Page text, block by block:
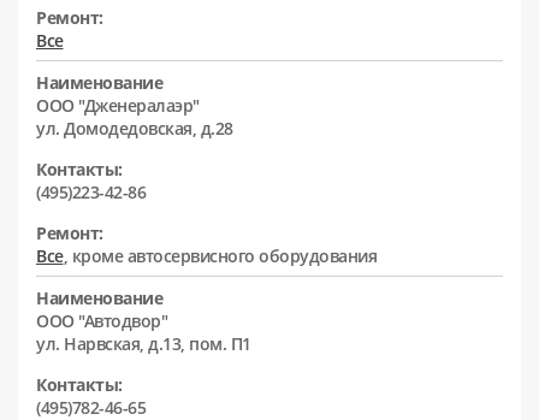
Ремонт:
Все
Наименование
ООО "Дженералаэр"
ул. Домодедовская, д.28
Контакты:
(495)223-42-86
Ремонт:
Все, кроме автосервисного оборудования
Наименование
ООО "Автодвор"
ул. Нарвская, д.13, пом. П1
Контакты:
(495)782-46-65